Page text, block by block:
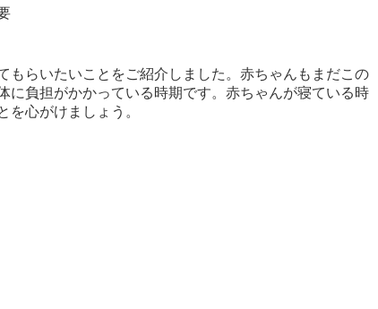
もらいたいことをご紹介しました。赤ちゃんもまだこの
に負担がかかっている時期です。赤ちゃんが寝ている時
を心がけましょう。